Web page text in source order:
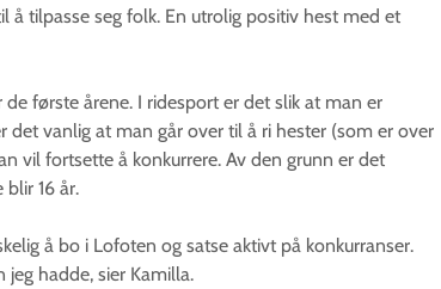
å tilpasse seg folk. En utrolig positiv hest med et
første årene. I ridesport er det slik at man er
det vanlig at man går over til å ri hester (som er over
vil fortsette å konkurrere. Av den grunn er det
16 år.
å bo i Lofoten og satse aktivt på konkurranser.
jeg hadde, sier Kamilla.